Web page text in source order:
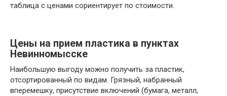
таблица с ценами сориентирует по стоимости.
Цены на прием пластика в пунктах
Невинномысске
Наибольшую выгоду можно получить за пластик,
отсортированный по видам. Грязный, набранный
вперемешку, присутствие включений (бумага, металл,